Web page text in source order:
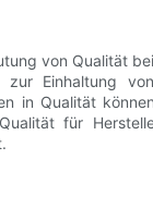
von Qualität
Einhaltung
in Qualität
für